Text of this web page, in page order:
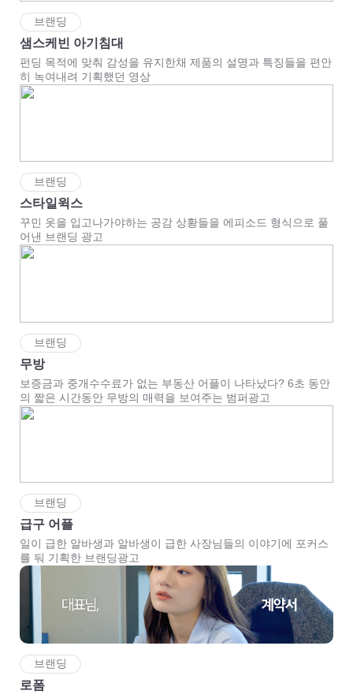
브랜딩
샘스케빈 아기침대
펀딩 목적에 맞춰 감성을 유지한채 제품의 설명과 특징들을 편안
히 녹여내려 기획했던 영상
브랜딩
스타일윅스
꾸민 옷을 입고나가야하는 공감 상황들을 에피소드 형식으로 풀
어낸 브랜딩 광고
브랜딩
무방
보증금과 중개수수료가 없는 부동산 어플이 나타났다? 6초 동안
의 짧은 시간동안 무방의 매력을 보여주는 범퍼광고
브랜딩
급구 어플
일이 급한 알바생과 알바생이 급한 사장님들의 이야기에 포커스
를 둬 기획한 브랜딩광고
브랜딩
로폼